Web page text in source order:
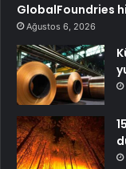
GlobalFoundries
Ağustos 6, 2026